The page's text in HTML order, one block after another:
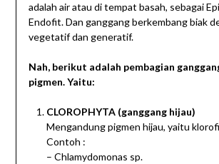
adalah air atau di tempat basah, sebagai
Endofit. Dan ganggang berkembang biak
vegetatif dan generatif.
Nah, berikut adalah pembagian
pigmen. Yaitu:
CLOROPHYTA(ganggang hijau)
Mengandung pigmen hijau, yaitu
Contoh :
– Chlamydomonas sp.